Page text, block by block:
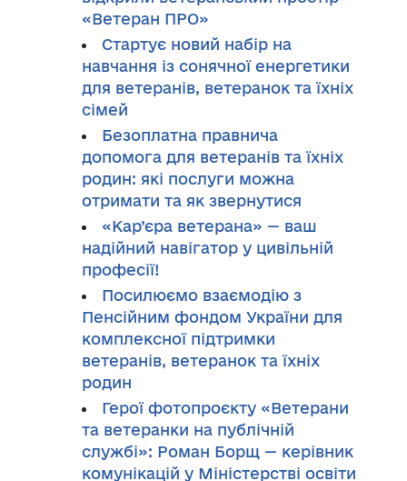
«Ветеран ПРО»
Стартує новий набір на
навчання із сонячної енергетики
для ветеранів, ветеранок та їхніх
сімей
Безоплатна правнича
допомога для ветеранів та їхніх
родин: які послуги можна
отримати та як звернутися
«Кар’єра ветерана» — ваш
надійний навігатор у цивільній
професії!
Посилюємо взаємодію з
Пенсійним фондом України для
комплексної підтримки
ветеранів, ветеранок та їхніх
родин
Герої фотопроєкту «Ветерани
та ветеранки на публічній
службі»: Роман Борщ — керівник
комунікацій у Міністерстві освіти